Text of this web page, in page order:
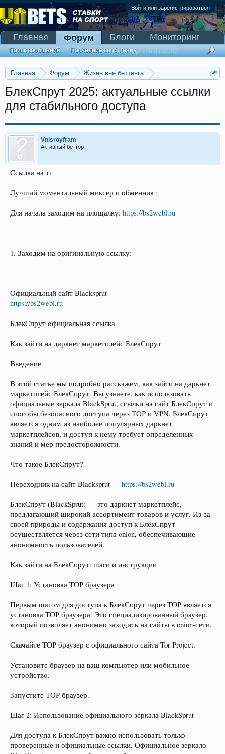
Войти или зарегистрироваться
Главная Форум
Жизнь вне беттинга
БлекСпрут 2025: актуальные ссылки
для стабильного доступа
Vnisroyfram
Активный беттор
Ссылка на тг
Лучший моментальный миксер и обменник :
Для начала заходим на площалку: https://bs2webl.ru
1. Заходим на оригинальную ссылку:
Официальный сайт Blacksprut —
https://bs2webl.ru
БлекСпрут официальная ссылка
Как зайти на даркнет маркетплейс БлекСпрут
Введение
В этой статье мы подробно расскажем, как зайти на даркнет
маркетплейс БлекСпрут. Вы узнаете, как использовать
официальные зеркала BlackSprut, ссылки на сайт БлекСпрут и
способы безопасного доступа через ТОР и VPN. БлекСпрут
является одним из наиболее популярных даркнет
маркетплейсов, и доступ к нему требует определенных
знаний и мер предосторожности.
Что такое БлекСпрут?
Переходник на сайт Blacksprut — https://bs2webl.ru
БлекСпрут (BlackSprut) — это даркнет маркетплейс,
предлагающий широкий ассортимент товаров и услуг. Из-за
своей природы и содержания доступ к БлекСпрут
осуществляется через сети типа onion, обеспечивающие
анонимность пользователей.
Как зайти на БлекСпрут: шаги и инструкции
Шаг 1: Установка ТОР браузера
Первым шагом для доступа к БлекСпрут через ТОР является
установка ТОР браузера. Это специализированный браузер,
который позволяет анонимно заходить на сайты в onion-сети.
Скачайте ТОР браузер с официального сайта Tor Project.
Установите браузер на ваш компьютер или мобильное
устройство.
Запустите ТОР браузер.
Шаг 2: Использование официального зеркала BlackSprut
Для доступа к БлекСпрут важно использовать только
проверенные и официальные ссылки. Официальное зеркало
Главная Форум
Поиск сообщений Последние сообщения
Блоги
Мониторинг
Сканер Pinnacle